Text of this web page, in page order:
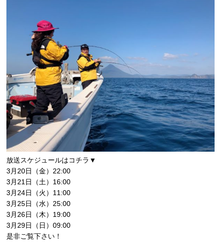
放送スケジュールはコチラ▼
3月20日（金）22:00
3月21日（土）16:00
3月24日（火）11:00
3月25日（水）25:00
3月26日（木）19:00
3月29日（日）09:00
是非ご覧下さい！